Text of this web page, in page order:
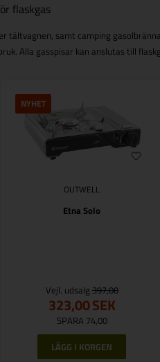
flaskgas
tältvagnen, samt camping
Alla gasspisar kan anslutas till
NYHET
OUTWELL
Etna Solo
Vejl. udsalg 397,00
323,00SEK
SPARA 74,00